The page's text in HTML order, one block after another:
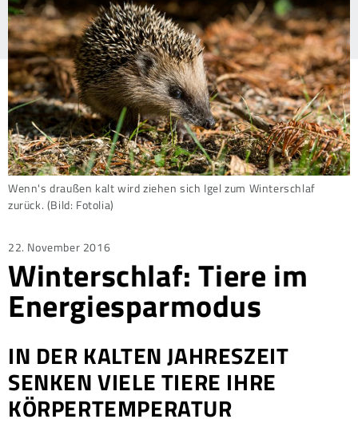
Wenn's draußen kalt wird ziehen sich Igel zum Winterschlaf
zurück. (Bild: Fotolia)
Posted
on
22. November 2016
Winterschlaf: Tiere im
Energiesparmodus
IN DER KALTEN JAHRESZEIT
SENKEN VIELE TIERE IHRE
KÖRPERTEMPERATUR